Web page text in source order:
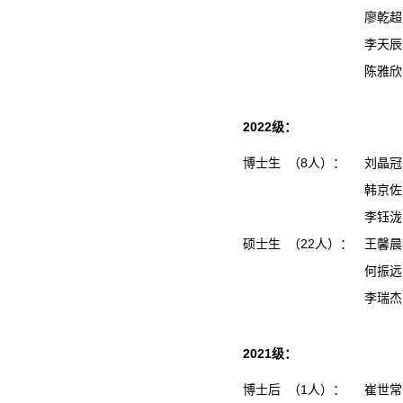
廖乾
李天
陈雅
2022级：
博士生 （8人）：
刘晶冠
韩京佐
李钰泷
硕士生 （22人）：
王馨
何振
李瑞
2021级：
博士后 （1人）：
崔世常